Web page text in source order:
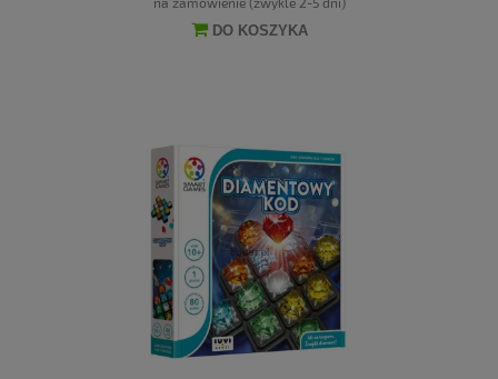
DO KOSZYKA